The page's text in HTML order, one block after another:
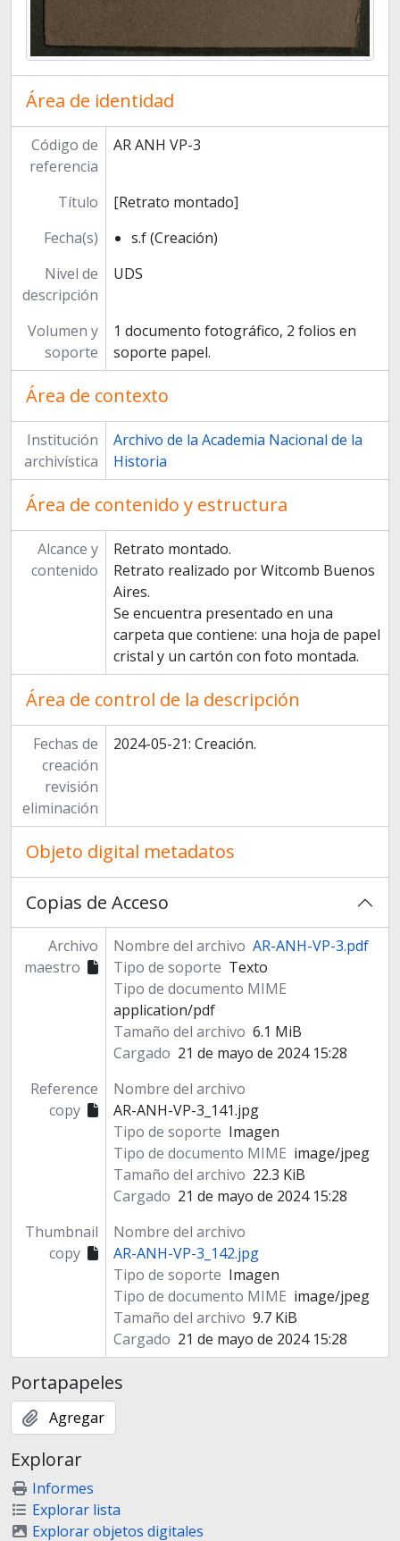
Área de identidad
Código de
referencia
AR ANH VP-3
Título
[Retrato montado]
Fecha(s)
s.f (Creación)
Nivel de
descripción
UDS
Volumen y
soporte
1 documento fotográfico, 2 folios en
soporte papel.
Área de contexto
Institución
archivística
Archivo de la Academia Nacional de la
Historia
Área de contenido y estructura
Alcance y
contenido
Retrato montado.
Retrato realizado por Witcomb Buenos
Aires.
Se encuentra presentado en una
carpeta que contiene: una hoja de papel
cristal y un cartón con foto montada.
Área de control de la descripción
Fechas de
creación
revisión
eliminación
2024-05-21: Creación.
Objeto digital metadatos
Copias de Acceso
Archivo
maestro
Nombre del archivo AR-ANH-VP-3.pdf
Tipo de soporte Texto
Tipo de documento MIME
application/pdf
Tamaño del archivo 6.1 MiB
Cargado 21 de mayo de 2024 15:28
Reference
copy
Nombre del archivo
AR-ANH-VP-3_141.jpg
Tipo de soporte Imagen
Tipo de documento MIME image/jpeg
Tamaño del archivo 22.3 KiB
Cargado 21 de mayo de 2024 15:28
Thumbnail
copy
Nombre del archivo
AR-ANH-VP-3_142.jpg
Tipo de soporte Imagen
Tipo de documento MIME image/jpeg
Tamaño del archivo 9.7 KiB
Cargado 21 de mayo de 2024 15:28
Portapapeles
Agregar
Explorar
Informes
Explorar lista
Explorar objetos digitales